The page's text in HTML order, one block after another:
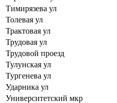
Тимирязева ул
Толевая ул
Трактовая ул
Трудовая ул
Трудовой проезд
Тулунская ул
Тургенева ул
Ударника ул
Университетский мкр